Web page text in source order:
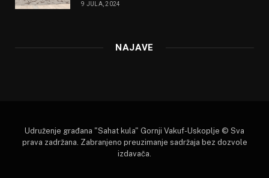
9 JULA, 2024
NAJAVE
Udruženje građana "Sahat kula" Gornji Vakuf-Uskoplje © Sva
prava zadržana. Zabranjeno preuzimanje sadržaja bez dozvole
izdavača.